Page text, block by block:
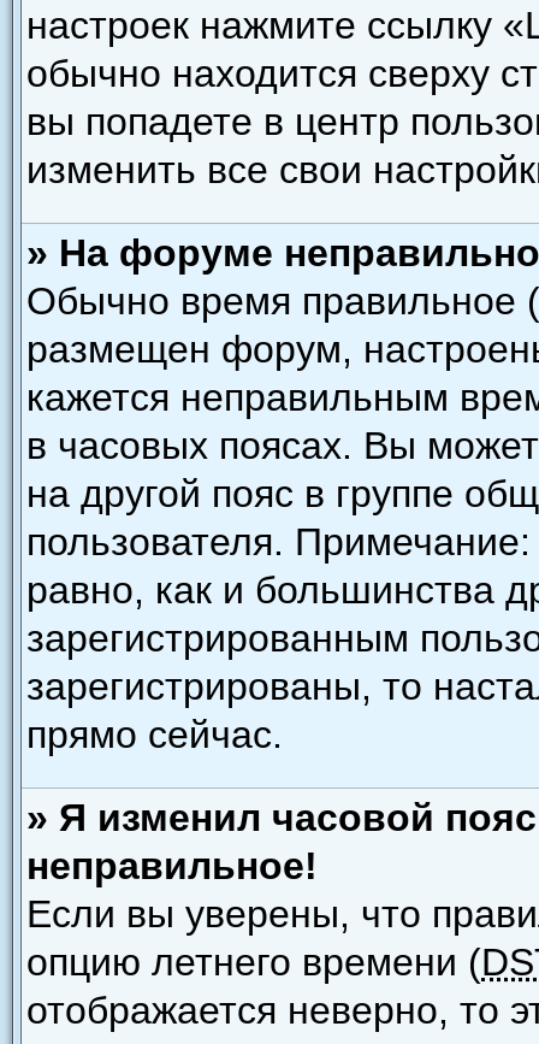
настроек нажмите ссылку
обычно находится сверху
вы попадете в центр
изменить все свои
» На форуме
Обычно время правильное
размещен форум,
кажется неправильным
в часовых поясах. Вы
на другой пояс в группе
пользователя.
равно, как и большинства
зарегистрированным
зарегистрированы, то
прямо сейчас.
» Я изменил часовой
неправильное!
Если вы уверены, что
опцию летнего времени (
отображается неверно, то